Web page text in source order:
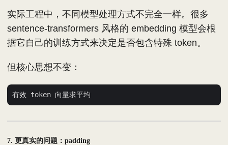
实际工程中，不同模型处理方式不完全一样。很多
sentence-transformers 风格的 embedding 模型会根
据它自己的训练方式来决定是否包含特殊 token。
但核心思想不变：
7. 更真实的问题：padding